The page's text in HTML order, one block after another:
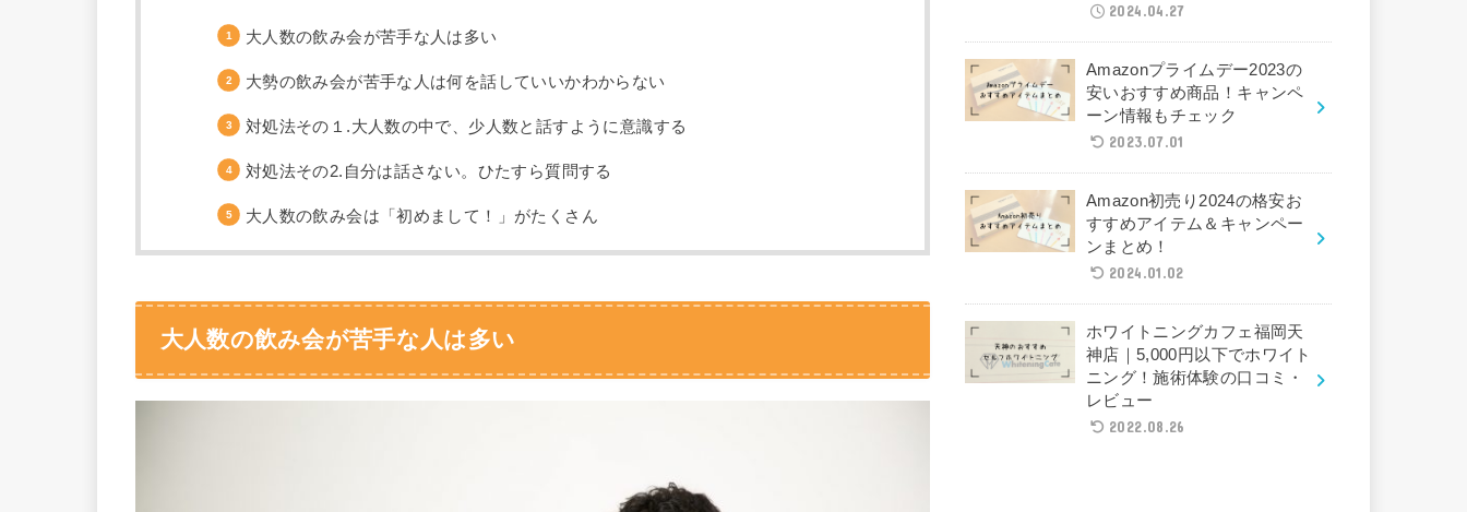
大人数の飲み会が苦手な人は多い
大勢の飲み会が苦手な人は何を話していいかわからない
対処法その１.大人数の中で、少人数と話すように意識する
対処法その2.自分は話さない。ひたすら質問する
大人数の飲み会は「初めまして！」がたくさん
大人数の飲み会が苦手な人は多い
2024.04.27
Amazonプライムデー2023の
安いおすすめ商品！キャンペ
ーン情報もチェック
2023.07.01
Amazon初売り2024の格安お
すすめアイテム＆キャンペー
ンまとめ！
2024.01.02
ホワイトニングカフェ福岡天
神店｜5,000円以下でホワイト
ニング！施術体験の口コミ・
レビュー
2022.08.26